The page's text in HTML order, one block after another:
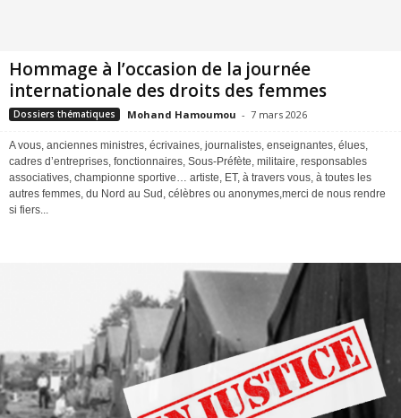
Hommage à l’occasion de la journée
internationale des droits des femmes
Dossiers thématiques Mohand Hamoumou - 7 mars 2026
A vous, anciennes ministres, écrivaines, journalistes, enseignantes, élues,
cadres d’entreprises, fonctionnaires, Sous-Préfète, militaire, responsables
associatives, championne sportive… artiste, ET, à travers vous, à toutes les
autres femmes, du Nord au Sud, célèbres ou anonymes,merci de nous rendre
si fiers...